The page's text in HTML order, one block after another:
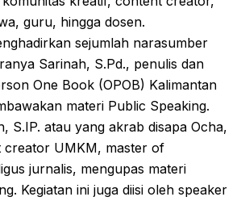
guru, hingga dosen.
sejumlah narasumber
Sarinah, S.Pd., penulis dan
One Book (OPOB) Kalimantan
materi Public Speaking.
S.IP. atau yang akrab disapa Ocha,
creator UMKM, master of
jurnalis, mengupas materi
Kegiatan ini juga diisi oleh speaker